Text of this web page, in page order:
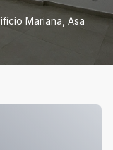
Mariana, Asa